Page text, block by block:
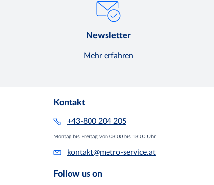
Newsletter
Mehr erfahren
Kontakt
+43-800 204 205
Montag bis Freitag von 08:00 bis 18:00 Uhr
kontakt@metro-service.at
Follow us on